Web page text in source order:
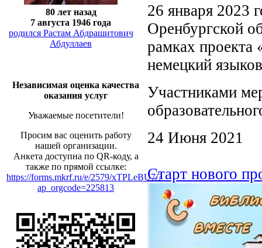
80 лет назад
7 августа 1946 года
родился Растам Абдрашитович
Абдуллаев
Независимая оценка качества
оказания услуг
Уважаемые посетители!
Просим вас оценить работу
нашей организации.
Анкета доступна по QR-коду, а
также по прямой ссылке:
https://forms.mkrf.ru/e/2579/xTPLeBU7/?
ap_orgcode=225813
26 января 2023
Оренбургской
рамках проекта
немецкий
Участниками
24 Июня 2021
Старт нового